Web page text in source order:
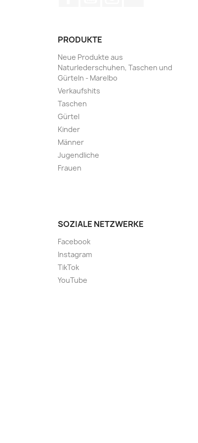
PRODUKTE
Neue Produkte aus
Naturlederschuhen, Taschen und
Gürteln - Marelbo
Verkaufshits
Taschen
Gürtel
Kinder
Männer
Jugendliche
Frauen
SOZIALE NETZWERKE
Facebook
Instagram
TikTok
YouTube